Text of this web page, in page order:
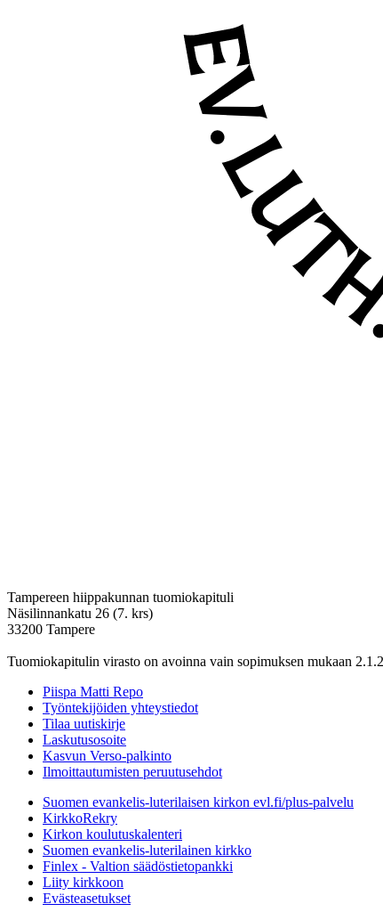
Tampereen hiippakunnan tuomiokapituli
Näsilinnankatu 26 (7. krs)
33200 Tampere
Tuomiokapitulin virasto on avoinna vain sopimuksen mukaan
Piispa Matti Repo
Työntekijöiden yhteystiedot
Tilaa uutiskirje
Laskutusosoite
Kasvun Verso-palkinto
Ilmoittautumisten peruutusehdot
Suomen evankelis-luterilaisen kirkon evl.fi/plus-palvelu
KirkkoRekry
Kirkon koulutuskalenteri
Suomen evankelis-luterilainen kirkko
Finlex - Valtion säädöstietopankki
Liity kirkkoon
Evästeasetukset